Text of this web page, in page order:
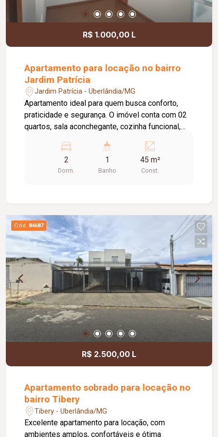
R$ 1.000,00 L
Apartamento para locação no bairro
Jardim Patrícia
Jardim Patrícia - Uberlândia/MG
Apartamento ideal para quem busca conforto,
praticidade e segurança. O imóvel conta com 02
quartos, sala aconchegante, cozinha funcional,
estacionamento. O condomínio oferece uma
excelente estrutura de lazer e comodidade, com
portaria 24 horas, piscina, playground e salão de
confortável e com opções de lazer para
aproveitar todos os momentos.
2
Dorm.
1
Banho
45 m²
Const.
Cód. 84687
R$ 2.500,00 L
Apartamento sobrado para locação no
bairro Tibery
Tibery - Uberlândia/MG
Excelente apartamento para locação, com
ambientes amplos, confortáveis e ótima